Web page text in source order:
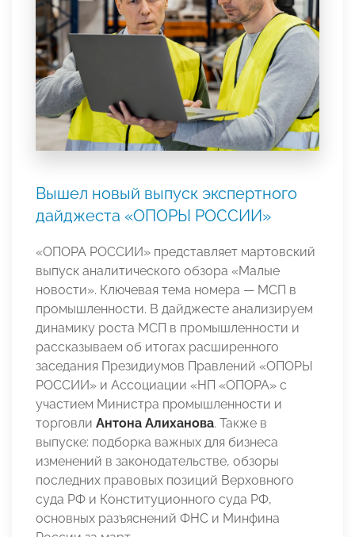
Вышел новый выпуск экспертного
дайджеста «ОПОРЫ РОССИИ»
«ОПОРА РОССИИ» представляет мартовский
выпуск аналитического обзора «Малые
новости». Ключевая тема номера — МСП в
промышленности. В дайджесте анализируем
динамику роста МСП в промышленности и
рассказываем об итогах расширенного
заседания Президиумов Правлений «ОПОРЫ
РОССИИ» и Ассоциации «НП «ОПОРА» с
участием Министра промышленности и
торговли Антона Алиханова. Также в
выпуске: подборка важных для бизнеса
изменений в законодательстве, обзоры
последних правовых позиций Верховного
суда РФ и Конституционного суда РФ,
основных разъяснений ФНС и Минфина